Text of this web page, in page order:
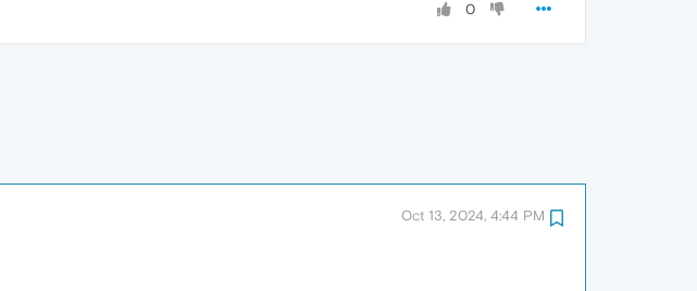
0
Oct 13, 2024, 4:44 PM